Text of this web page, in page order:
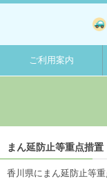
ご利用案内
まん延防止等重点措置
香川県にまん延防止等